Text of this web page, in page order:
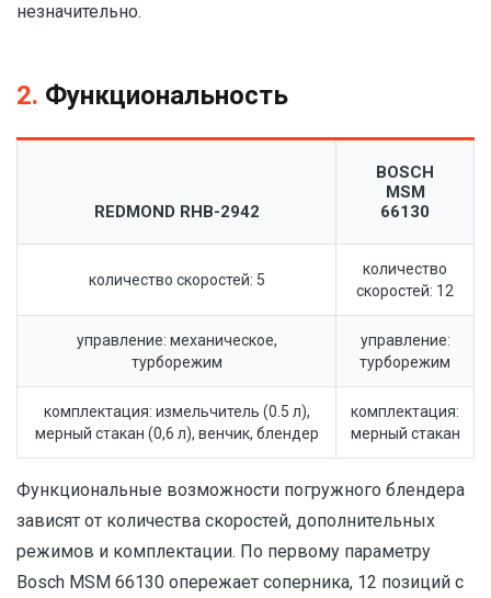
незначительно.
2. Функциональность
REDMOND RHB-2942
BOSCH
MSM
66130
количество скоростей: 5
количество
скоростей: 12
управление: механическое,
турборежим
управление:
турборежим
комплектация: измельчитель (0.5 л),
мерный стакан (0,6 л), венчик, блендер
комплектация:
мерный стакан
Функциональные возможности погружного блендера
зависят от количества скоростей, дополнительных
режимов и комплектации. По первому параметру
Bosch MSM 66130 опережает соперника, 12 позиций с